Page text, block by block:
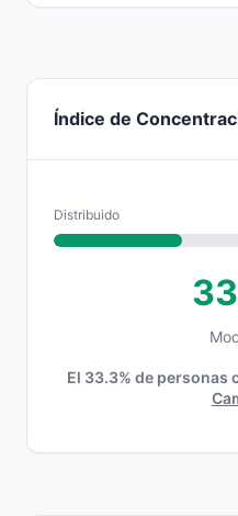
Índice de
Distribuido
El 33.3% de personas